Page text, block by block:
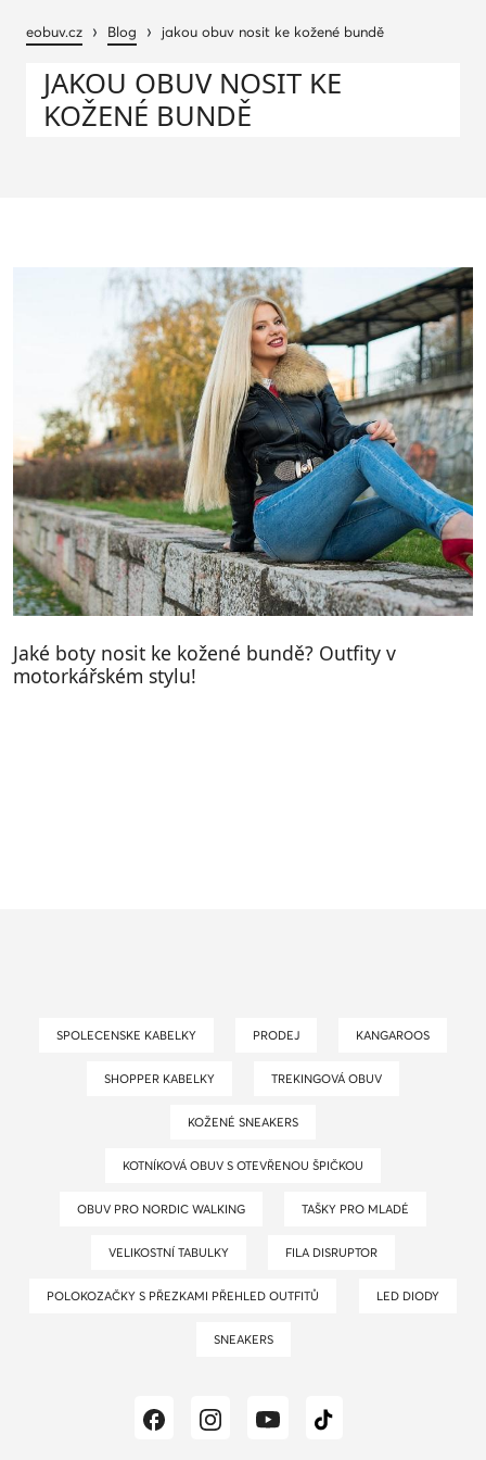
eobuv.cz › Blog › jakou obuv nosit ke kožené bundě
JAKOU OBUV NOSIT KE
KOŽENÉ BUNDĚ
Jaké boty nosit ke kožené bundě? Outfity v
motorkářském stylu!
SPOLECENSKE KABELKY PRODEJ KANGAROOS
SHOPPER KABELKY TREKINGOVÁ OBUV
KOŽENÉ SNEAKERS
KOTNÍKOVÁ OBUV S OTEVŘENOU ŠPIČKOU
OBUV PRO NORDIC WALKING TAŠKY PRO MLADÉ
VELIKOSTNÍ TABULKY FILA DISRUPTOR
POLOKOZAČKY S PŘEZKAMI PŘEHLED OUTFITŮ LED DIODY
SNEAKERS